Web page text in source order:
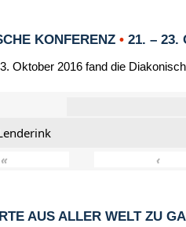
KONFERENZ • 21. – 23.
Oktober 2016 fand die
«
‹
AUS ALLER WELT ZU